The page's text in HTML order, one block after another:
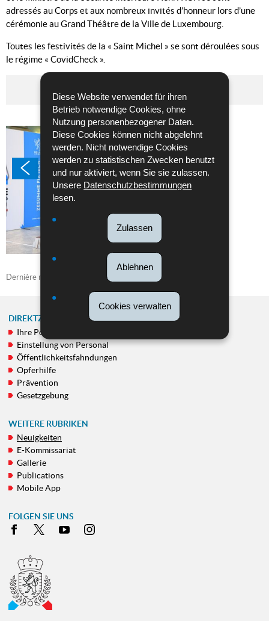
Diese Website verwendet für ihren
Betrieb notwendige Cookies, ohne
Nutzung personenbezogener Daten.
Diese Cookies können nicht abgelehnt
werden. Nicht notwendige Cookies
werden zu statistischen Zwecken benutzt
und nur aktiviert, wenn Sie sie zulassen.
Unsere Datenschutzbestimmungen
lesen.
Zulassen
Ablehnen
Cookies verwalten
adressés au Corps et aux nombreux invités d’honneur lors d’une
cérémonie au Grand Théâtre de la Ville de Luxembourg.
Toutes les festivités de la « Saint Michel » se sont déroulées sous
le régime « CovidCheck ».
Dernière mise à jour 26/10/2021
NAVIGATIONSMENÜ
DIREKTZUGRIFF
Ihre Polizei
Einstellung von Personal
Öffentlichkeitsfahndungen
Opferhilfe
Prävention
Gesetzgebung
WEITERE RUBRIKEN
Neuigkeiten
E-Kommissariat
Gallerie
Publications
Mobile App
FOLGEN SIE UNS
Facebook
X Youtube